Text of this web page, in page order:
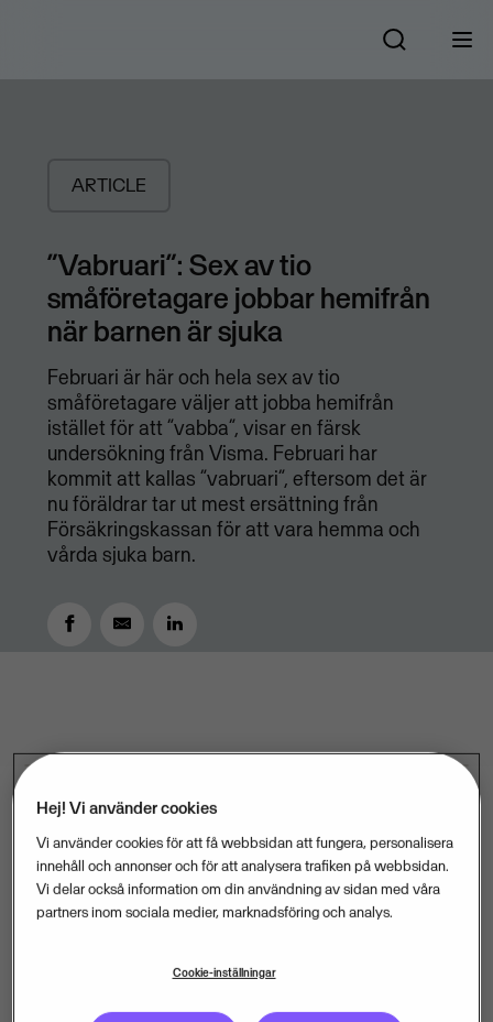
ARTICLE
”Vabruari”: Sex av tio
småföretagare jobbar hemifrån
när barnen är sjuka
Februari är här och hela sex av tio
småföretagare väljer att jobba hemifrån
istället för att ”vabba”, visar en färsk
undersökning från Visma. Februari har
kommit att kallas ”vabruari”, eftersom det är
nu föräldrar tar ut mest ersättning från
Försäkringskassan för att vara hemma och
vårda sjuka barn.
Februari är här och hela sex av tio småföretagare
väljer att jobba hemifrån istället för att ”vabba”, visar
en färsk undersökning från Visma. Februari har
föräldrar tar ut mest ersättning från
Hej! Vi använder cookies
Vi använder cookies för att få webbsidan att fungera, personalisera
innehåll och annonser och för att analysera trafiken på webbsidan.
Vi delar också information om din användning av sidan med våra
partners inom sociala medier, marknadsföring och analys.
Cookie-inställningar